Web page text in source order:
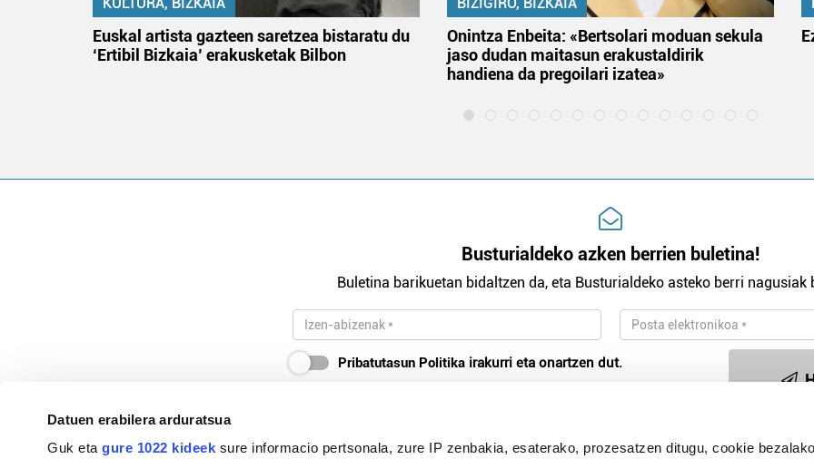
Datuen erabilera arduratsua
Guk etagure 1022 kideek sure informacio pertsonala, zure IP zenbakia, esaterako, prozesatzen ditugu, cookie
Euskal artista gazteen saretzea bistaratu du
‘Ertibil Bizkaia’ erakusketak Bilbon
Onintza Enbeita: «Bertsolari moduan sekula
jaso dudan maitasun erakustaldirik
handiena da pregoilari izatea»
Busturialdeko azken berrien buletina!
Buletina barikuetan bidaltzen da, eta Busturialdeko asteko berri nagusiak
Pribatutasun Politika irakurri eta onartzen dut.